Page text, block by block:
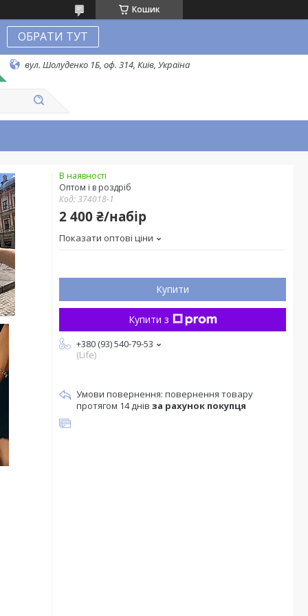
Кошик
ОБРАТИ ТУТ
вул. Шолуденко 1Б, оф. 314, Київ, Україна
В наявності
Оптом і в роздріб
Код:374018-1
2 400 ₴/набір
Показати оптові ціни
Купити
Купити з
+380 (93) 540-79-53
(Life)
повернення товару
протягом 14 днів за рахунок покупця